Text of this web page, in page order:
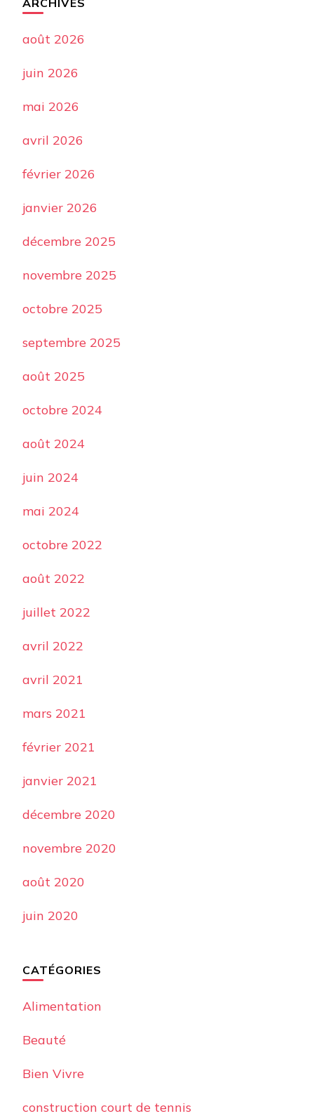
ARCHIVES
août 2026
juin 2026
mai 2026
avril 2026
février 2026
janvier 2026
décembre 2025
novembre 2025
octobre 2025
septembre 2025
août 2025
octobre 2024
août 2024
juin 2024
mai 2024
octobre 2022
août 2022
juillet 2022
avril 2022
avril 2021
mars 2021
février 2021
janvier 2021
décembre 2020
novembre 2020
août 2020
juin 2020
CATÉGORIES
Alimentation
Beauté
Bien Vivre
construction court de tennis